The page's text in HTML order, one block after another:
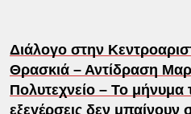
Διάλογο στην
Θρασκιά – Αντίδραση
Πολυτεχνείο – Το μήνυμα
εξεγέρσεις δεν